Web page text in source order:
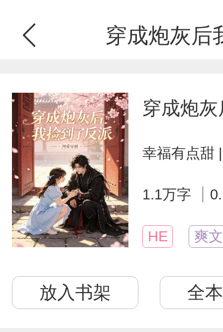
穿成炮灰后
穿成炮
幸福有点甜
1.1万字
HE 爽文
放入书架 全